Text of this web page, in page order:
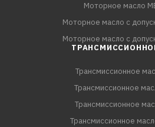
Моторное масло
Моторное масло с
Моторное масло с
Трансмиссионное
Трансмиссионное
Трансмиссионное
Трансмиссионное